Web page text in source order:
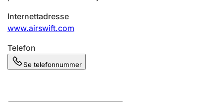
Andre tema
Internettadresse
www.airswift.com
Telefon
Se telefonnummer